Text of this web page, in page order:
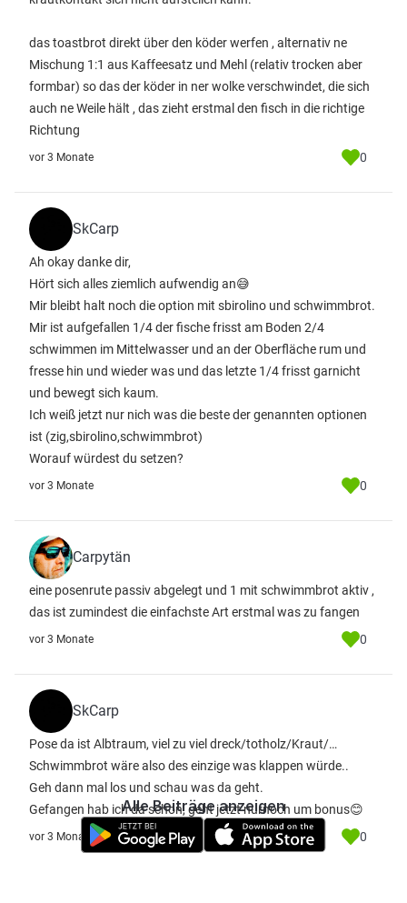
das toastbrot direkt über den köder werfen , alternativ ne
Mischung 1:1 aus Kaffeesatz und Mehl (relativ trocken aber
formbar) so das der köder in ner wolke verschwindet, die sich
auch ne Weile hält , das zieht erstmal den fisch in die richtige
Richtung
vor 3 Monate 0
SkCarp
Ah okay danke dir,
Hört sich alles ziemlich aufwendig an😅
Mir bleibt halt noch die option mit sbirolino und schwimmbrot.
Mir ist aufgefallen 1/4 der fische frisst am Boden 2/4
schwimmen im Mittelwasser und an der Oberfläche rum und
fresse hin und wieder was und das letzte 1/4 frisst garnicht
und bewegt sich kaum.
Ich weiß jetzt nur nich was die beste der genannten optionen
ist (zig,sbirolino,schwimmbrot)
Worauf würdest du setzen?
vor 3 Monate 0
Carpytän
eine posenrute passiv abgelegt und 1 mit schwimmbrot aktiv ,
das ist zumindest die einfachste Art erstmal was zu fangen
vor 3 Monate 0
SkCarp
Pose da ist Albtraum, viel zu viel dreck/totholz/Kraut/…
Schwimmbrot wäre also des einzige was klappen würde..
Geh dann mal los und schau was da geht.
Gefangen hab ich da schon, geht jetzt nurnoch um bonus😊
vor 3 Monate 0
Alle Beiträge anzeigen